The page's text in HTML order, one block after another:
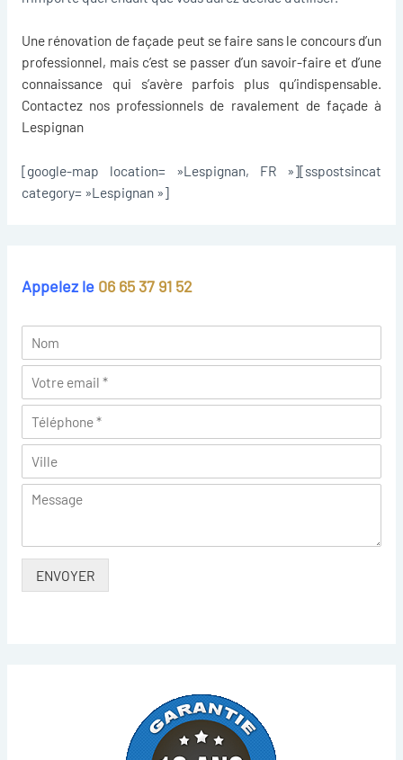
Unerénovation de façade peut se faire sans le concours d’un
professionnel, mais c’est se passer d’un savoir-faire et d’une
connaissance qui s’avère parfois plus qu’indispensable.
Contactez nos professionnels de ravalement de façade à
Lespignan
[google-map location= »Lespignan, FR »][sspostsincat
category= »Lespignan »]
Appelez le 06 65 37 91 52
ENVOYER